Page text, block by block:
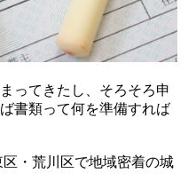
ってきたし、そろそろ申
書類って何を準備すれば
・荒川区で地域密着の城